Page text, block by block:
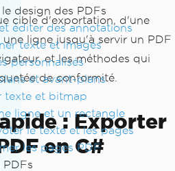
design des PDFs
éditer des annotations
texte et images
personnalisés
et avant-plans
texte et bitmap
ligne et un rectangle
le texte et les pages
les pages PDF
PDFs
cible d'exportation, d'une
ligne jusqu'à servir un PDF
et les méthodes qui
de conformité.
: Exporter
en C#